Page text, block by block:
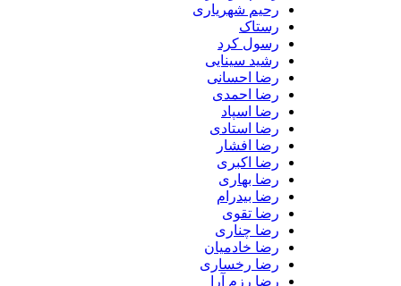
رحیم شهریاری
رستاک
رسول کرد
رشید سینایی
رضا احسانی
رضا احمدی
رضا اسپاد
رضا استادی
رضا افشار
رضا اکبری
رضا بهاری
رضا بیدرام
رضا تقوی
رضا چناری
رضا خادمیان
رضا رخساری
رضا رزم آرا